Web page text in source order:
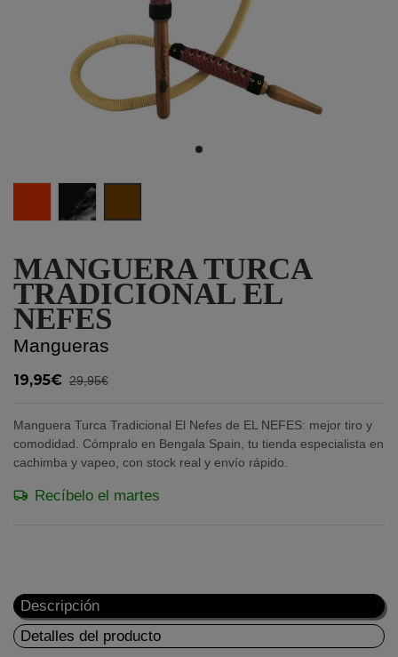
MANGUERA TURCA
TRADICIONAL EL
NEFES
Mangueras
19,95€ 29,95€
Manguera Turca Tradicional El Nefes de EL NEFES: mejor tiro y
comodidad. Cómpralo en Bengala Spain, tu tienda especialista en
cachimba y vapeo, con stock real y envío rápido.
Black
Recíbelo el martes
Descripción
Detalles del producto